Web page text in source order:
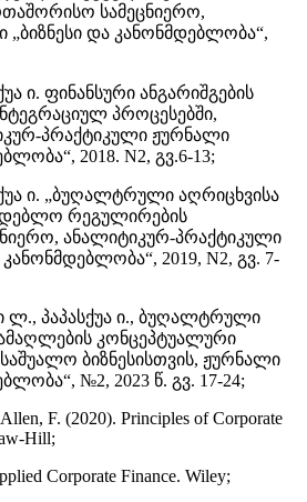
სამეცნიერო,
და კანონმდებლობა“,
ი. ფინანსური ანგარიშგების
პროცესებში,
პრაქტიკული ჟურნალი
2018. N2, გვ.6-13;
ი. „ბუღალტრული აღრიცხვისა
რეგულირების
ანალიტიკურ-პრაქტიკული
2019, N2, გვ. 7-
ლ., პაპასქუა ი., ბუღალტრული
კონცეპტუალური
ბიზნესისთვის, ჟურნალი
№2, 2023 წ. გვ. 17-24;
F. (2020). Principles of Corporate
Hill;
Corporate Finance. Wiley;